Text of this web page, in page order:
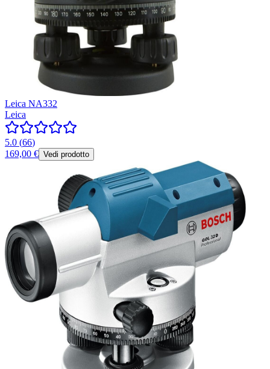
Leica NA332
Leica
5.0 (66)
169,00 € Vedi prodotto